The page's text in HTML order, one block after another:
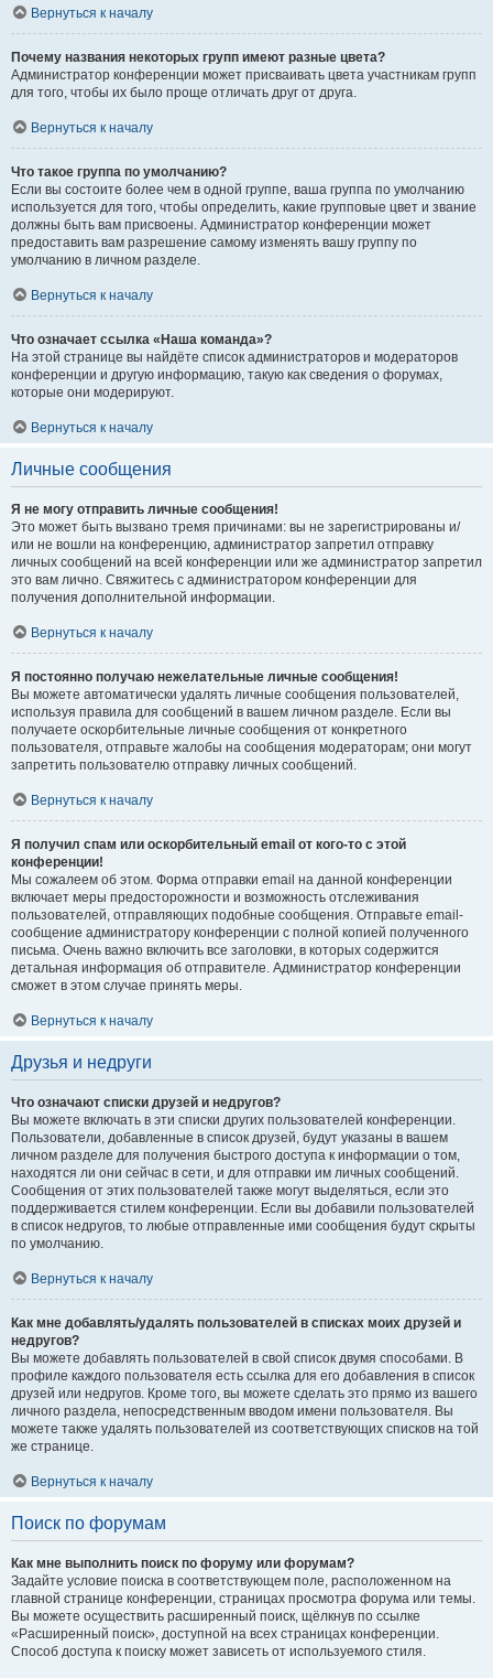
Вернуться к началу
Почему названия некоторых групп имеют разные цвета?
Администратор конференции может присваивать цвета участникам групп
для того, чтобы их было проще отличать друг от друга.
Вернуться к началу
Что такое группа по умолчанию?
Если вы состоите более чем в одной группе, ваша группа по умолчанию
используется для того, чтобы определить, какие групповые цвет и звание
должны быть вам присвоены. Администратор конференции может
предоставить вам разрешение самому изменять вашу группу по
умолчанию в личном разделе.
Вернуться к началу
Что означает ссылка «Наша команда»?
На этой странице вы найдёте список администраторов и модераторов
конференции и другую информацию, такую как сведения о форумах,
которые они модерируют.
Вернуться к началу
Личные сообщения
Я не могу отправить личные сообщения!
Это может быть вызвано тремя причинами: вы не зарегистрированы и/
или не вошли на конференцию, администратор запретил отправку
личных сообщений на всей конференции или же администратор запретил
это вам лично. Свяжитесь с администратором конференции для
получения дополнительной информации.
Вернуться к началу
Я постоянно получаю нежелательные личные сообщения!
Вы можете автоматически удалять личные сообщения пользователей,
используя правила для сообщений в вашем личном разделе. Если вы
получаете оскорбительные личные сообщения от конкретного
пользователя, отправьте жалобы на сообщения модераторам; они могут
запретить пользователю отправку личных сообщений.
Вернуться к началу
Я получил спам или оскорбительный email от кого-то с этой
конференции!
Мы сожалеем об этом. Форма отправки email на данной конференции
включает меры предосторожности и возможность отслеживания
пользователей, отправляющих подобные сообщения. Отправьте email-
сообщение администратору конференции с полной копией полученного
письма. Очень важно включить все заголовки, в которых содержится
детальная информация об отправителе. Администратор конференции
сможет в этом случае принять меры.
Вернуться к началу
Друзья и недруги
Что означают списки друзей и недругов?
Вы можете включать в эти списки других пользователей конференции.
Пользователи, добавленные в список друзей, будут указаны в вашем
личном разделе для получения быстрого доступа к информации о том,
находятся ли они сейчас в сети, и для отправки им личных сообщений.
Сообщения от этих пользователей также могут выделяться, если это
поддерживается стилем конференции. Если вы добавили пользователей
в список недругов, то любые отправленные ими сообщения будут скрыты
по умолчанию.
Вернуться к началу
Как мне добавлять/удалять пользователей в списках моих друзей и
недругов?
Вы можете добавлять пользователей в свой список двумя способами. В
профиле каждого пользователя есть ссылка для его добавления в список
друзей или недругов. Кроме того, вы можете сделать это прямо из вашего
личного раздела, непосредственным вводом имени пользователя. Вы
можете также удалять пользователей из соответствующих списков на той
же странице.
Вернуться к началу
Поиск по форумам
Как мне выполнить поиск по форуму или форумам?
Задайте условие поиска в соответствующем поле, расположенном на
главной странице конференции, страницах просмотра форума или темы.
Вы можете осуществить расширенный поиск, щёлкнув по ссылке
«Расширенный поиск», доступной на всех страницах конференции.
Способ доступа к поиску может зависеть от используемого стиля.